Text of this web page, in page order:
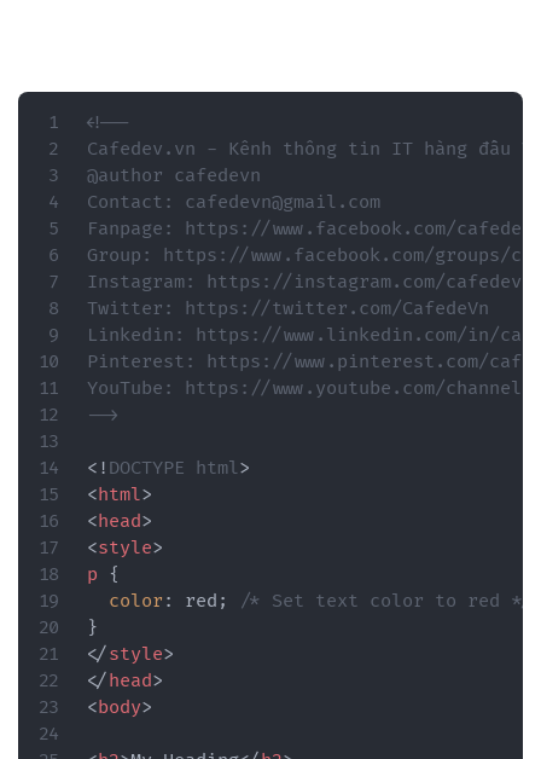
<!--
Cafedev.vn - Kênh thông tin IT hàng đầu
@author cafedevn
Contact: cafedevn@gmail.com
Fanpage: https://www.facebook.com/
Group: https://www.facebook.com/groups/
Instagram: https://instagram.com/cafedevn
Twitter: https://twitter.com/CafedeVn
Linkedin: https://www.linkedin.com/in/
Pinterest: https://www.pinterest.com/
YouTube: https://www.youtube.com/channel/
-->
<! DOCTYPE html>
<html>
<head>
<style>
p {
color : red ;
/* Set text color to red */
}
</style>
</head>
<body>